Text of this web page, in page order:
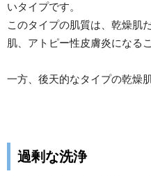
いタイプです。
このタイプの肌質は、乾燥肌
肌、アトピー性皮膚炎になる
一方、後天的なタイプの乾燥
過剰な洗浄